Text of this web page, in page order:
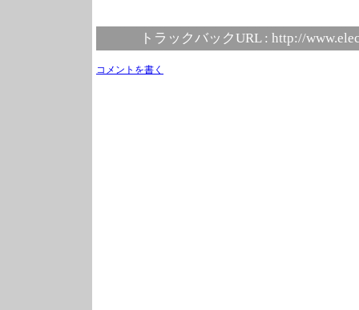
トラックバックURL : http://
コメントを書く